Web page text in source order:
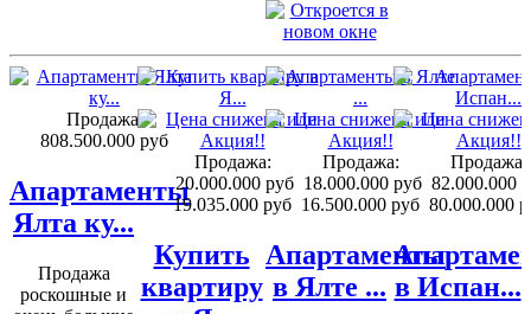
Продажа:
808.500.000 руб
Апартаменты
Ялта ку...
Продажа
роскошные и
Продажа:
20.000.000 руб
19.035.000 руб
Купить
квартиру
Продажа:
18.000.000 руб
16.500.000 руб
Апартаменты
в Ялте ...
Продажа:
82.000.000
80.000.000
в Испан...